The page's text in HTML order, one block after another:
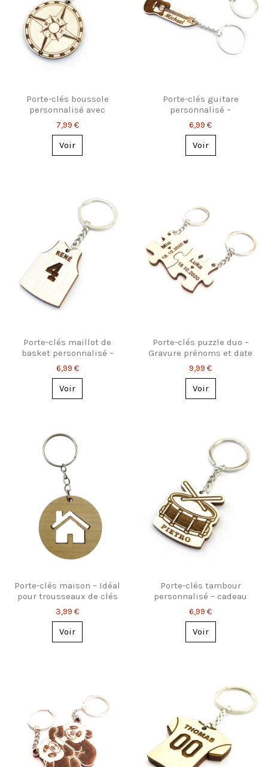
Porte-clés boussole
personnalisé avec
gravure - Cadeau pour les
voyageurs
7,99 €
Voir
Porte-clés guitare
personnalisé –
acoustique ou électrique
6,99 €
Voir
Porte-clés maillot de
basket personnalisé –
Prénom & numéro
6,99 €
Voir
Porte-clés puzzle duo –
Gravure prénoms et date
9,99 €
Voir
Porte-clés maison – Idéal
pour trousseaux de clés
3,99 €
Voir
Porte-clés tambour
personnalisé – cadeau
pour batteurs
6,99 €
Voir